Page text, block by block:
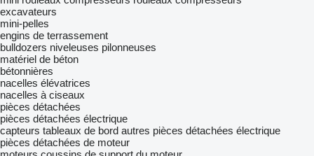
excavateurs
mini-pelles
engins de terrassement
bulldozers niveleuses pilonneuses
matériel de béton
bétonnières
nacelles élévatrices
nacelles à ciseaux
pièces détachées
pièces détachées électrique
capteurs tableaux de bord autres pièces détachées électrique
pièces détachées de moteur